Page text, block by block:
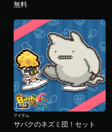
無料
サバクのネズミ団！セット
PS4
アイテム